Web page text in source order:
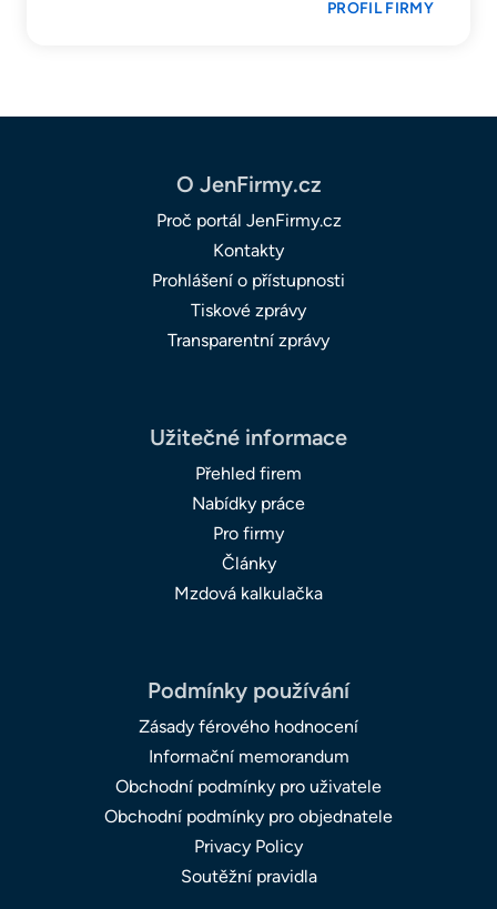
PROFIL FIRMY
O JenFirmy.cz
Proč portál JenFirmy.cz
Kontakty
Prohlášení o přístupnosti
Tiskové zprávy
Transparentní zprávy
Užitečné informace
Přehled firem
Nabídky práce
Pro firmy
Články
Mzdová kalkulačka
Podmínky používání
Zásady férového hodnocení
Informační memorandum
Obchodní podmínky pro uživatele
Obchodní podmínky pro objednatele
Privacy Policy
Soutěžní pravidla